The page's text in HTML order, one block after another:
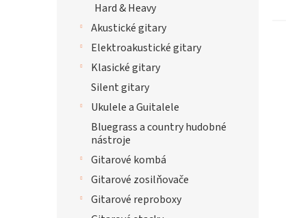
Hard & Heavy
Akustické gitary
Elektroakustické gitary
Klasické gitary
Silent gitary
Ukulele a Guitalele
Bluegrass a country hudobné
nástroje
Gitarové kombá
Gitarové zosilňovače
Gitarové reproboxy